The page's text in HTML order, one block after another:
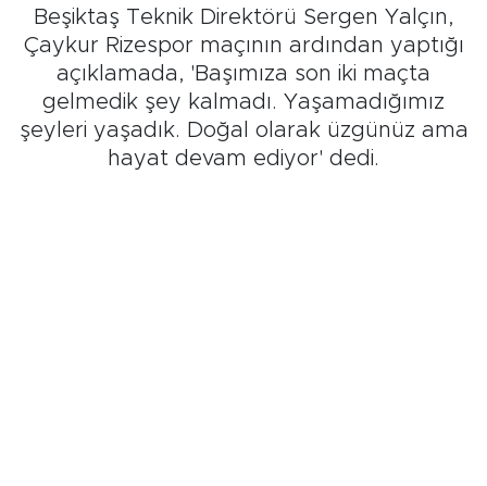
Beşiktaş Teknik Direktörü Sergen Yalçın,
Çaykur Rizespor maçının ardından yaptığı
açıklamada, 'Başımıza son iki maçta
gelmedik şey kalmadı. Yaşamadığımız
şeyleri yaşadık. Doğal olarak üzgünüz ama
hayat devam ediyor' dedi.